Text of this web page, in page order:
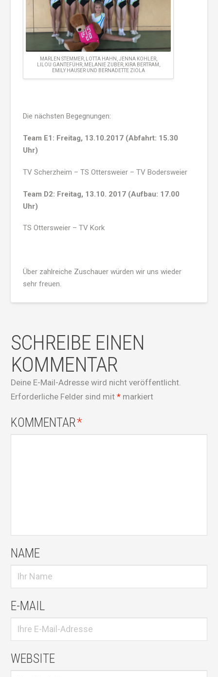
MARLEN STEMMER, LOTTA HAHN, JENNA KOHLER,
LILOU GANTEFÜHR, MELANIE ZUBER, KIRA BERTRAM,
EMILY HAUSER UND BERNADETTE ZIOLA
Die nächsten Begegnungen:
Team E1: Freitag, 13.10.2017 (Abfahrt: 15.30
Uhr)
TV Scherzheim – TS Ottersweier – TV Bodersweier
Team D2: Freitag, 13.10. 2017 (Aufbau: 17.00
Uhr)
TS Ottersweier – TV Kork
Über zahlreiche Zuschauer würden wir uns wieder
sehr freuen.
SCHREIBE EINEN
KOMMENTAR
Deine E-Mail-Adresse wird nicht veröffentlicht.
Erforderliche Felder sind mit* markiert
KOMMENTAR*
NAME
E-MAIL
WEBSITE